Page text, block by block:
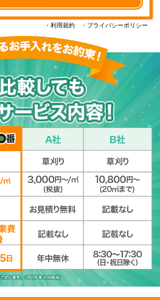
・利用規約 ・プライバシーポリシー